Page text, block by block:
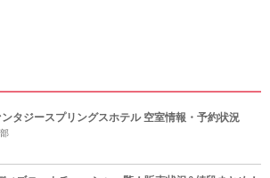
ンタジースプリングスホテル 空室情報・予約状況